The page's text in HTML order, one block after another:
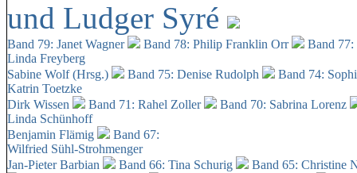
und Ludger Syré
Band 79: Janet Wagner Band 78: Philip Franklin Orr
Band
Linda Freyberg
Sabine Wolf (Hrsg.)
Band 75: Denise Rudolph
Band 74:
Katrin Toetzke
Dirk Wissen
Band 71: Rahel Zoller
Band 70: Sabrina Lorenz
Linda Schünhoff
Benjamin Flämig
Band 67:
Wilfried Sühl-Strohmenger
Jan-Pieter Barbian
Band 66: Tina Schurig
Band 65: Christine